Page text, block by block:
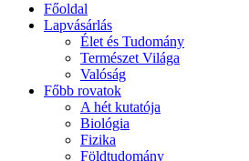
Főoldal
Lapvásárlás
Élet és Tudomány
Természet Világa
Valóság
Főbb rovatok
A hét kutatója
Biológia
Fizika
Földtudomány